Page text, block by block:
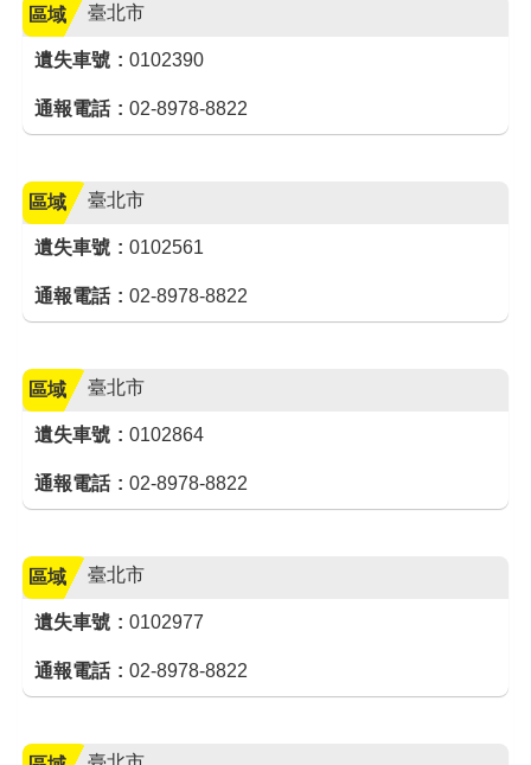
區域 臺北市
遺失車號 0102390
通報電話 02-8978-8822
區域 臺北市
遺失車號 0102561
通報電話 02-8978-8822
區域 臺北市
遺失車號 0102864
通報電話 02-8978-8822
區域 臺北市
遺失車號 0102977
通報電話 02-8978-8822